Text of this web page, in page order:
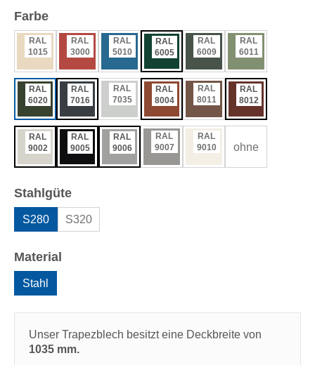
Farbeauswählen
RAL
1015
RAL
3000
RAL
5010
RAL
6005
RAL
6009
RAL
6011
RAL
6020
RAL
7016
RAL
7035
RAL
8004
RAL
8011
RAL
8012
RAL
9002
RAL
9005
RAL
9006
RAL
9007
RAL
9010
ohne
Stahlgüteauswählen
S280 S320
Material
Stahl
Unser Trapezblech besitzt eine Deckbreite von
1035 mm.